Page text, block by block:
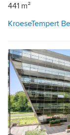
441 m²
KroeseTempert